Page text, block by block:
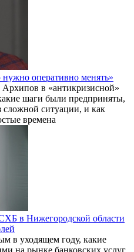
оперативно менять»
в «антикризисной»
шаги были предприняты,
сложной ситуации, и как
времена
в Нижегородской области
в уходящем году, какие
на рынке банковских услуг,